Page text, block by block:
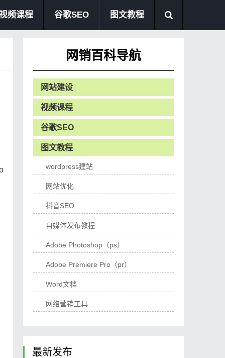
频课程 谷歌SEO 图文教程
网销百科导航
网站建设
视频课程
谷歌SEO
图文教程
wordpress建站
网站优化
抖音SEO
自媒体发布教程
Adobe Photoshop（ps）
Adobe Premiere Pro（pr）
Word文档
网络营销工具
最新发布